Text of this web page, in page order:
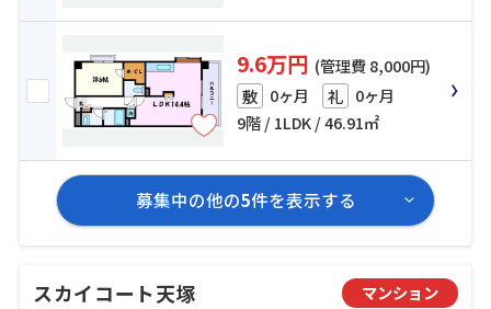
9.6万円 (管理費 8,000円)
敷 0ヶ月 礼 0ヶ月
9階 / 1LDK / 46.91㎡
募集中の他の5件を表示する
スカイコート天塚 マンション